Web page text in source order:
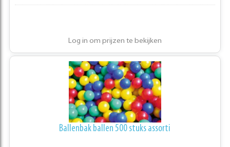
Log in om prijzen te bekijken
Ballenbak ballen 500 stuks assorti